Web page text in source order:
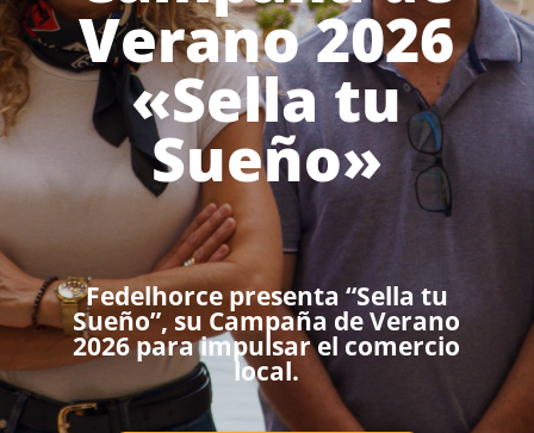
Verano 2026
«Sella tu
Sueño»
Fedelhorce presenta “Sella tu
Sueño”, su Campaña de Verano
2026 para impulsar el comercio
local.